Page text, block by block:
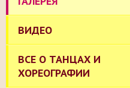
ВИДЕО
ВСЕ О ТАНЦАХ И
ХОРЕОГРАФИИ